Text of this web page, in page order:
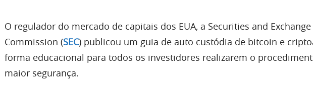
O regulador do mercado de capitais dos EUA, a Securities and Exchange
Commission (SEC) publicou um guia de auto custódia de bitcoin e
forma educacional para todos os investidores realizarem o
maior segurança.